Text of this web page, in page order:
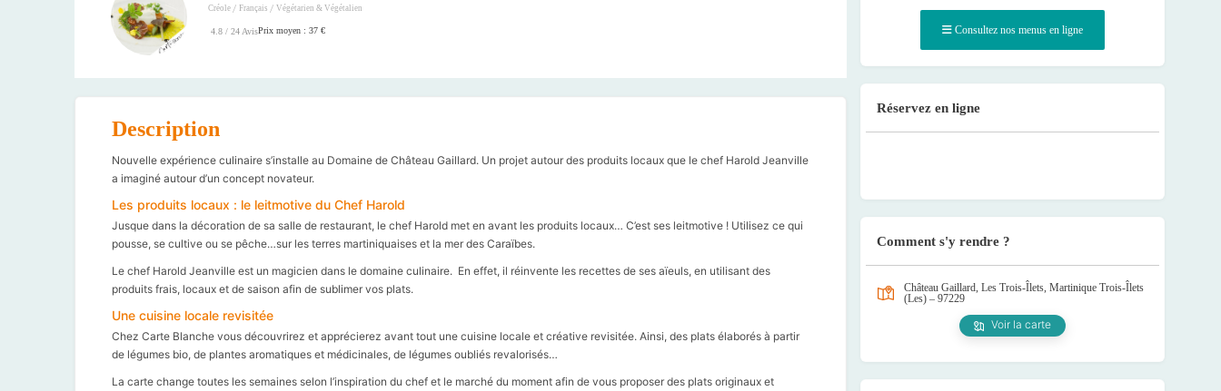
Créole /Français /Végétarien & Végétalien
4.8 / 24 AvisPrix moyen : 37 €
Description
Nouvelle expérience culinaire s’installe au Domaine de Château Gaillard. Un projet autour des produits locaux que le chef Harold Jeanville
a imaginé autour d’un concept novateur.
Les produits locaux : le leitmotive du Chef Harold
Jusque dans la décoration de sa salle de restaurant, le chef Harold met en avant les produits locaux… C’est ses leitmotive ! Utilisez ce qui
pousse, se cultive ou se pêche…sur les terres martiniquaises et la mer des Caraïbes.
Le chef Harold Jeanville est un magicien dans le domaine culinaire. En effet, il réinvente les recettes de ses aïeuls, en utilisant des
produits frais, locaux et de saison afin de sublimer vos plats.
Une cuisine locale revisitée
Chez Carte Blanche vous découvrirez et apprécierez avant tout une cuisine locale et créative revisitée. Ainsi, des plats élaborés à partir
de légumes bio, de plantes aromatiques et médicinales, de légumes oubliés revalorisés…
La carte change toutes les semaines selon l’inspiration du chef et le marché du moment afin de vous proposer des plats originaux et
Consultez nos menus en ligne
Réservez en ligne
Comment s'y rendre ?
Château Gaillard, Les Trois-Îlets, Martinique Trois-Îlets
(Les) – 97229
Voir la carte